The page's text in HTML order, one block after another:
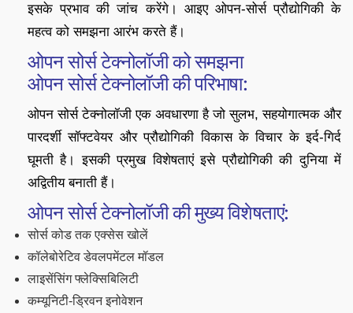
इसके प्रभाव की जांच करेंगे। आइए ओपन-सोर्स प्रौद्योगिकी के
महत्व को समझना आरंभ करते हैं।
ओपन सोर्स टेक्नोलॉजी को समझना
ओपन सोर्स टेक्नोलॉजी की परिभाषा:
ओपन सोर्स टेक्नोलॉजी एक अवधारणा है जो सुलभ, सहयोगात्मक और
पारदर्शी सॉफ्टवेयर और प्रौद्योगिकी विकास के विचार के इर्द-गिर्द
घूमती है। इसकी प्रमुख विशेषताएं इसे प्रौद्योगिकी की दुनिया में
अद्वितीय बनाती हैं।
ओपन सोर्स टेक्नोलॉजी की मुख्य विशेषताएं:
सोर्स कोड तक एक्सेस खोलें
कॉलेबोरेटिव डेवलपमेंटल मॉडल
लाइसेंसिंग फ्लेक्सिबिलिटी
कम्यूनिटी-ड्रिवन इनोवेशन